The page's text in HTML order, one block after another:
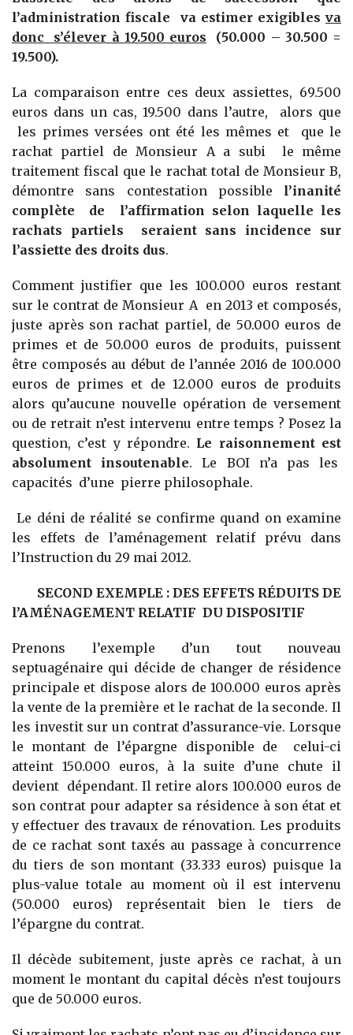
l’administration fiscale va estimer exigibles va
donc s’élever à 19.500 euros (50.000 – 30.500 =
19.500).
La comparaison entre ces deux assiettes, 69.500
euros dans un cas, 19.500 dans l’autre, alors que
les primes versées ont été les mêmes et que le
rachat partiel de Monsieur A a subi le même
traitement fiscal que le rachat total de Monsieur B,
démontre sans contestation possible l’inanité
complète de l’affirmation selon laquelle les
rachats partiels seraient sans incidence sur
l’assiette des droits dus.
Comment justifier que les 100.000 euros restant
sur le contrat de Monsieur A en 2013 et composés,
juste après son rachat partiel, de 50.000 euros de
primes et de 50.000 euros de produits, puissent
être composés au début de l’année 2016 de 100.000
euros de primes et de 12.000 euros de produits
alors qu’aucune nouvelle opération de versement
ou de retrait n’est intervenu entre temps ? Posez la
question, c’est y répondre. Le raisonnement est
absolument insoutenable. Le BOI n’a pas les
capacités d’une pierre philosophale.
Le déni de réalité se confirme quand on examine
les effets de l’aménagement relatif prévu dans
l’Instruction du 29 mai 2012.
SECOND EXEMPLE : DES EFFETS RÉDUITS DE
l’AMÉNAGEMENT RELATIF DU DISPOSITIF
Prenons l’exemple d’un tout nouveau
septuagénaire qui décide de changer de résidence
principale et dispose alors de 100.000 euros après
la vente de la première et le rachat de la seconde. Il
les investit sur un contrat d’assurance-vie. Lorsque
le montant de l’épargne disponible de celui-ci
atteint 150.000 euros, à la suite d’une chute il
devient dépendant. Il retire alors 100.000 euros de
son contrat pour adapter sa résidence à son état et
y effectuer des travaux de rénovation. Les produits
de ce rachat sont taxés au passage à concurrence
du tiers de son montant (33.333 euros) puisque la
plus-value totale au moment où il est intervenu
(50.000 euros) représentait bien le tiers de
l’épargne du contrat.
Il décède subitement, juste après ce rachat, à un
moment le montant du capital décès n’est toujours
que de 50.000 euros.